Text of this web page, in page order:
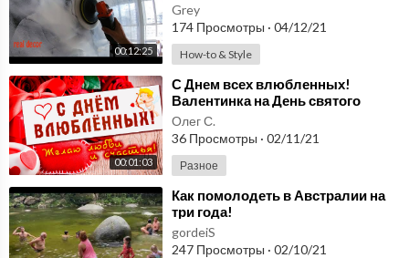
00:12:25
Grey
174 Просмотры · 04/12/21
How-to & Style
00:01:03
⁣С Днем всех влюбленных!
Валентинка на День святого
Валентина 14 февраля!
Олег С.
36 Просмотры · 02/11/21
Разное
⁣Как помолодеть в Австралии на
три года!
gordeiS
247 Просмотры · 02/10/21